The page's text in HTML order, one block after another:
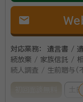
mail
対応業務：
遺言書 /
続放棄 / 家族信託 /
続人調査 / 生前贈与（
土